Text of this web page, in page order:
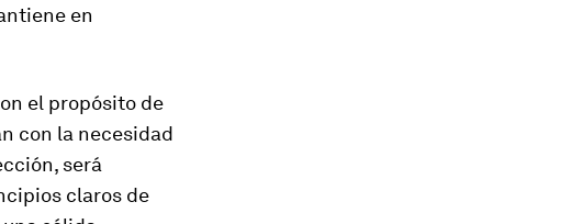
en
el propósito de
con la necesidad
será
claros de